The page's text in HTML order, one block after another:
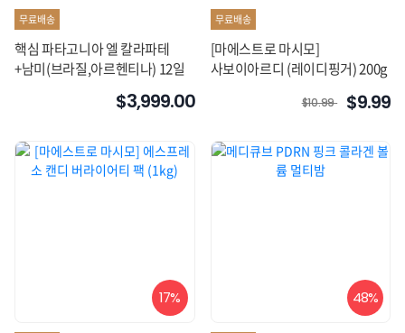
무료배송
핵심 파타고니아 엘 칼라파테
+남미(브라질,아르헨티나) 12일
$3,999.00
무료배송
[마에스트로 마시모]
사보이아르디 (레이디핑거) 200g
$10.99 $9.99
17% 48%